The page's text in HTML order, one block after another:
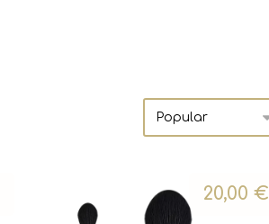
20,00€